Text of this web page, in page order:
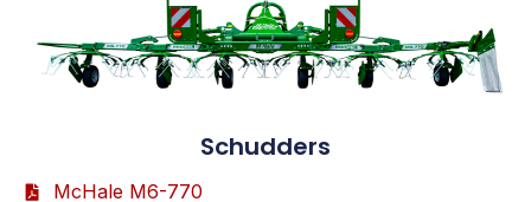
Schudders
McHale M6-770